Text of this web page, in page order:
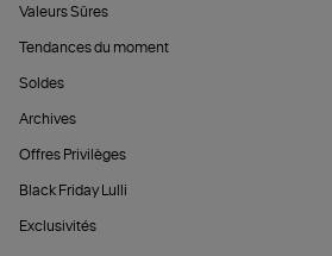
Valeurs Sûres
Tendances du moment
Soldes
Archives
Offres Privilèges
Black Friday Lulli
Exclusivités